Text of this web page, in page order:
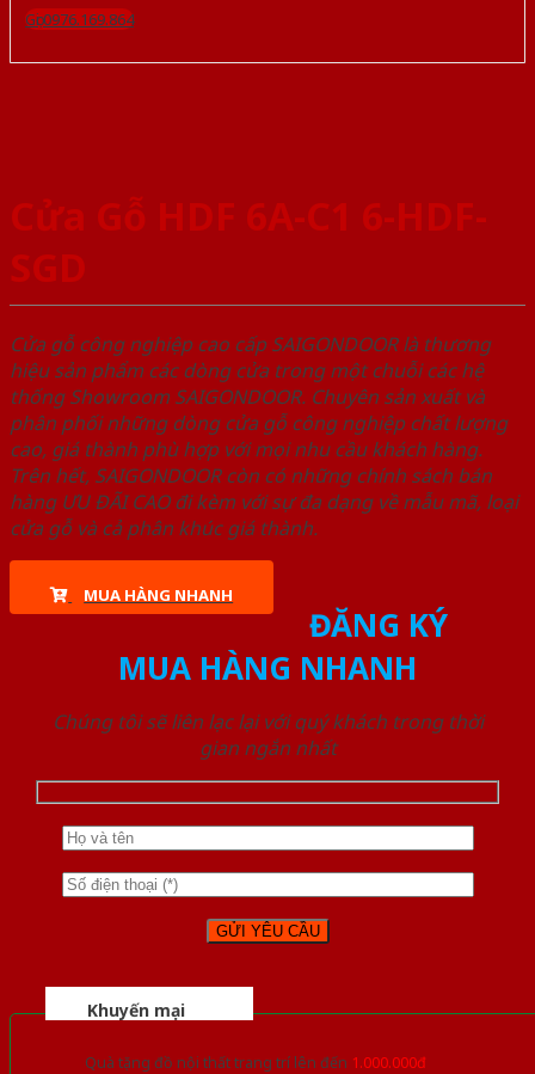
Gọi 0976.169.864
Cửa Gỗ HDF 6A-C1 6-HDF-
SGD
Cửa gỗ công nghiệp cao cấp SAIGONDOOR là thương
hiệu sản phẩm các dòng cửa trong một chuỗi các hệ
thống Showroom SAIGONDOOR. Chuyên sản xuất và
phân phối những dòng cửa gỗ công nghiệp chất lượng
cao, giá thành phù hợp với mọi nhu cầu khách hàng.
Trên hết, SAIGONDOOR còn có những chính sách bán
hàng ƯU ĐÃI CAO đi kèm với sự đa dạng về mẫu mã, loại
cửa gỗ và cả phân khúc giá thành.
MUA HÀNG NHANH
ĐĂNG KÝ
MUA HÀNG NHANH
Chúng tôi sẽ liên lạc lại với quý khách trong thời
gian ngắn nhất
Khuyến mại
Quà tặng đồ nội thất trang trí lên đến 1.000.000đ